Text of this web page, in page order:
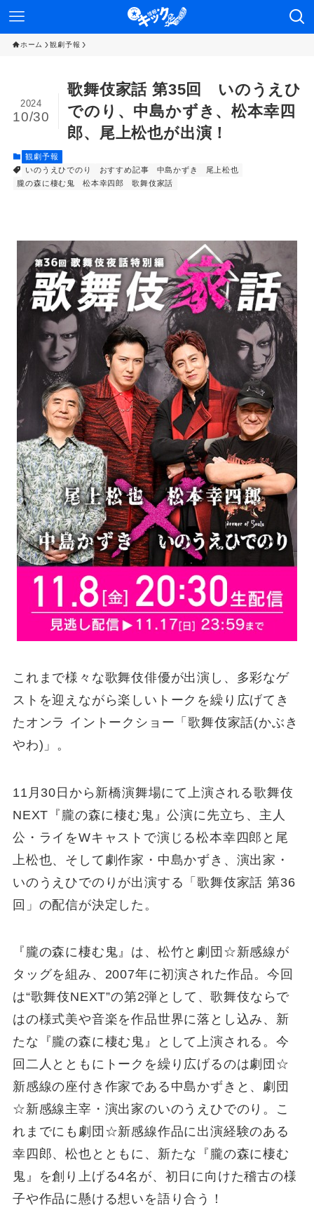
ホーム 観劇予報
歌舞伎家話 第35回 いのうえひ
でのり、中島かずき、松本幸四
郎、尾上松也が出演！
2024
10/30
観劇予報
いのうえひでのり
おすすめ記事 中島かずき
尾上松也
朧の森に棲む鬼
松本幸四郎 歌舞伎家話
これまで様々な歌舞伎俳優が出演し、多彩なゲ
ストを迎えながら楽しいトークを繰り広げてき
たオンラ イントークショー「歌舞伎家話(かぶき
やわ)」。
11月30日から新橋演舞場にて上演される歌舞伎
NEXT『朧の森に棲む鬼』公演に先立ち、主人
公・ライをWキャストで演じる松本幸四郎と尾
上松也、そして劇作家・中島かずき、演出家・
いのうえひでのりが出演する「歌舞伎家話 第36
回」の配信が決定した。
『朧の森に棲む鬼』は、松竹と劇団☆新感線が
タッグを組み、2007年に初演された作品。今回
は“歌舞伎NEXT”の第2弾として、歌舞伎ならで
はの様式美や音楽を作品世界に落とし込み、新
たな『朧の森に棲む鬼』として上演される。今
回二人とともにトークを繰り広げるのは劇団☆
新感線の座付き作家である中島かずきと、劇団
☆新感線主宰・演出家のいのうえひでのり。こ
れまでにも劇団☆新感線作品に出演経験のある
幸四郎、松也とともに、新たな『朧の森に棲む
鬼』を創り上げる4名が、初日に向けた稽古の様
子や作品に懸ける想いを語り合う！